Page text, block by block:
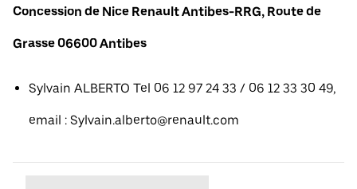
Concession de Nice Renault Antibes-RRG, Route de
Grasse 06600 Antibes
Sylvain ALBERTO Tel 06 12 97 24 33 / 06 12 33 30 49,
email : Sylvain.alberto@renault.com